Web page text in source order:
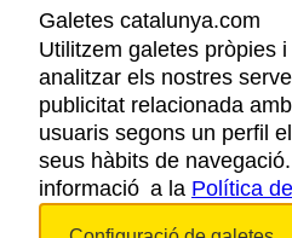
AVÍS
POLÍTICA DE
Galetes catalunya.com
Utilitzem galetes pròpies
analitzar els nostres
publicitat relacionada
usuaris segons un perfil
seus hàbits de
informació a la Política